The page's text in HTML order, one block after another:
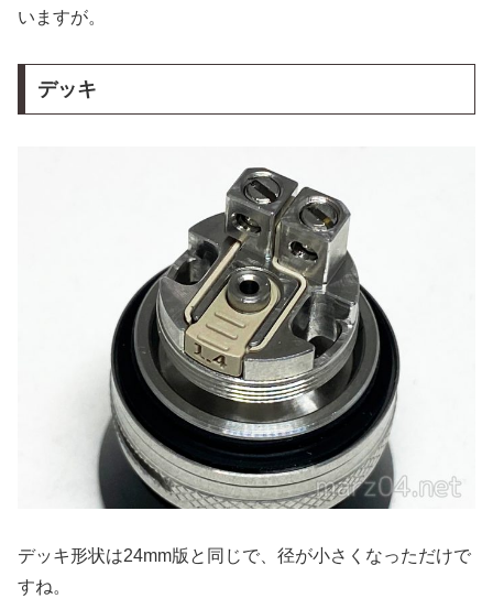
いますが。
デッキ
デッキ形状は24mm版と同じで、径が小さくなっただけで
すね。